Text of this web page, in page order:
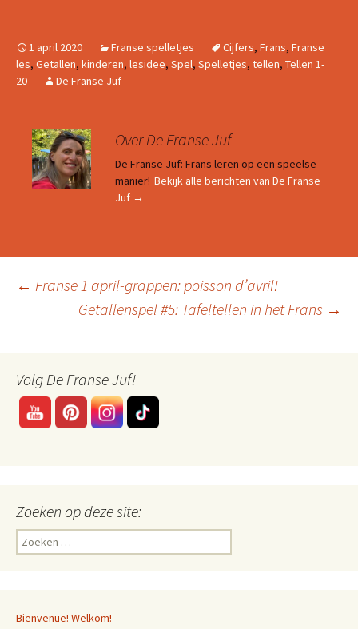
1 april 2020 Franse spelletjes Cijfers, Frans, Franse
les, Getallen, kinderen, lesidee, Spel, Spelletjes, tellen, Tellen 1-
20
De Franse Juf
Over De Franse Juf
De Franse Juf: Frans leren op een speelse
manier! Bekijk alle berichten van De Franse
Juf →
Berichtnavigatie
← Franse 1 april-grappen: poisson d’avril!
Getallenspel #5: Tafeltellen in het Frans →
Volg De Franse Juf!
Zoeken op deze site:
Zoeken
naar:
Bienvenue! Welkom!